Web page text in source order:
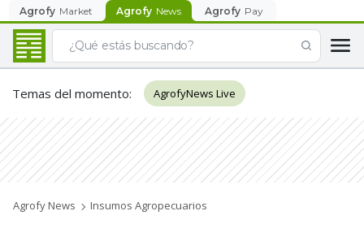
Agrofy Market Agrofy News Agrofy Pay
Temas del momento: AgrofyNews Live
Agrofy News Insumos Agropecuarios